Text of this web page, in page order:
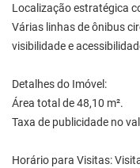
Localização estratégica
Várias linhas de ônibus
visibilidade e
Detalhes do Imóvel:
Área total de 48,10 m².
Taxa de publicidade no
Horário para Visitas: